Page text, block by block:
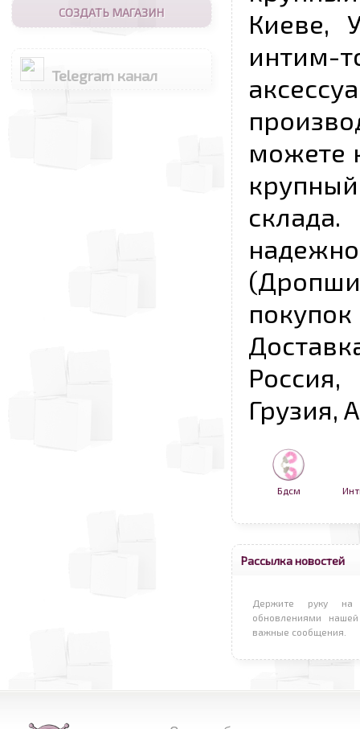
СОЗДАТЬ МАГАЗИН
Telegram канал
Киеве,
можете
Грузия,
Бдсм
Рассылка новостей
Держите руку на
обновлениями
важные сообщения.